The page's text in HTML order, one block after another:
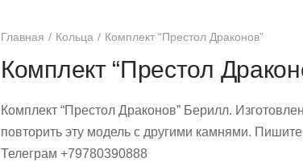
Главная Кольца Комплект “Престол Драконов”
Комплект “Престол
Комплект “Престол Драконов” Берилл.
повторить эту модель с другими камнями.
Телеграм +79780390888